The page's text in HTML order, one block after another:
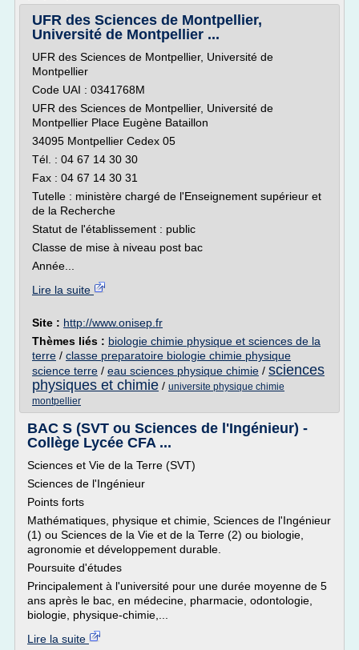
UFR des Sciences de Montpellier,
Université de Montpellier ...
UFR des Sciences de Montpellier, Université de
Montpellier
Code UAI : 0341768M
UFR des Sciences de Montpellier, Université de
Montpellier Place Eugène Bataillon
34095 Montpellier Cedex 05
Tél. : 04 67 14 30 30
Fax : 04 67 14 30 31
Tutelle : ministère chargé de l'Enseignement supérieur et
de la Recherche
Statut de l'établissement : public
Classe de mise à niveau post bac
Année...
Lire la suite
Site : http://www.onisep.fr
Thèmes liés : biologie chimie physique et sciences de la
terre / classe preparatoire biologie chimie physique
science terre / eau sciences physique chimie / sciences
physiques et chimie / universite physique chimie
montpellier
BAC S (SVT ou Sciences de l'Ingénieur) -
Collège Lycée CFA ...
Sciences et Vie de la Terre (SVT)
Sciences de l'Ingénieur
Points forts
Mathématiques, physique et chimie, Sciences de l'Ingénieur
(1) ou Sciences de la Vie et de la Terre (2) ou biologie,
agronomie et développement durable.
Poursuite d'études
Principalement à l'université pour une durée moyenne de 5
ans après le bac, en médecine, pharmacie, odontologie,
biologie, physique-chimie,...
Lire la suite